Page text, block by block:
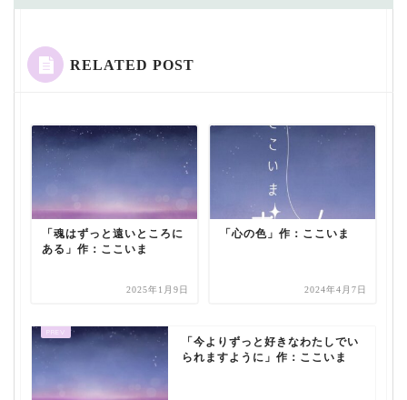
RELATED POST
「魂はずっと遠いところに
ある」作：ここいま
2025年1月9日
「心の色」作：ここいま
2024年4月7日
「今よりずっと好きなわたしでい
られますように」作：ここいま